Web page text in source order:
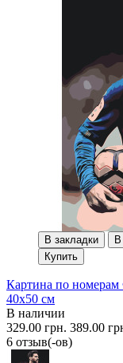
В закладки
Купить
Картина по
40x50 см
В наличии
329.00 грн. 389.00
6 отзыв(-ов)